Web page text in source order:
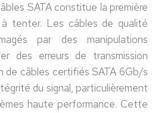
SATA constitue la première
tenter. Les câbles de qualité
par des manipulations
des erreurs de transmission
de câbles certifiés SATA 6Gb/s
du signal, particulièrement
haute performance. Cette